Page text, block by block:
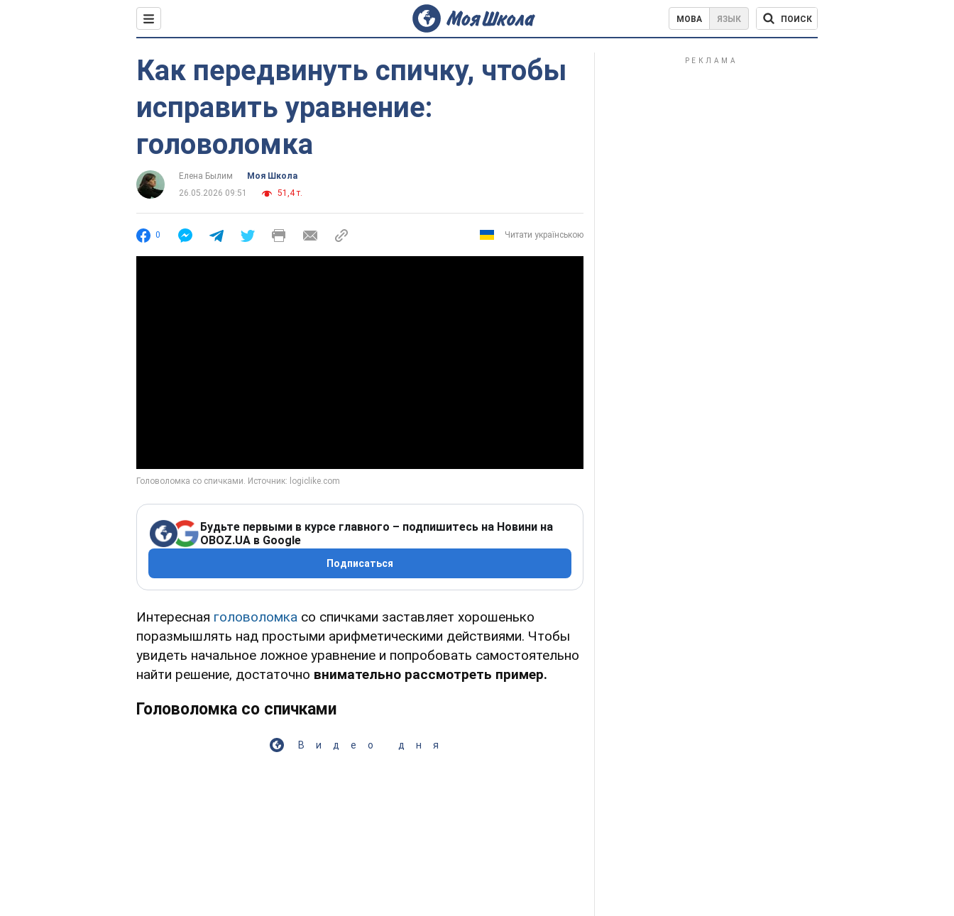
МОВА ЯЗЫК ПОИСК
Как передвинуть спичку, чтобы
исправить уравнение:
головоломка
Елена Былим
Моя Школа
26.05.2026 09:51
51,4 т.
0 Читати українською
Будьте первыми в курсе главного – подпишитесь на Новини на
OBOZ.UA в Google
Подписаться
Интересная головоломка со спичками заставляет хорошенько
поразмышлять над простыми арифметическими действиями. Чтобы
увидеть начальное ложное уравнение и попробовать самостоятельно
найти решение, достаточно внимательно рассмотреть пример.
Головоломка со спичками
Видео дня